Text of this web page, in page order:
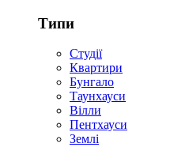
Типи
Студії
Квартири
Бунгало
Таунхауси
Вілли
Пентхауси
Землі